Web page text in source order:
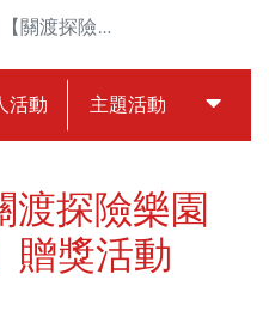
寶貝變妝任務】贈獎活動
活動 主題活動 中獎名
渡探險樂園
贈獎活動